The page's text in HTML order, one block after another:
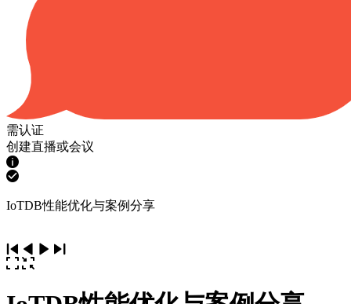
需认证
创建直播或会议
IoTDB性能优化与案例分享